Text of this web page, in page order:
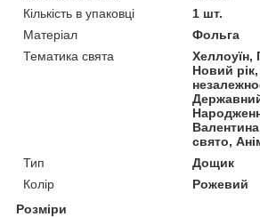
Кількість в упаковці
1 шт.
Матеріал
Фольга
Тематика свята
Хеллоуїн,
Новий
свято,
Тип
Дощик
Колір
Рожевий
Розміри